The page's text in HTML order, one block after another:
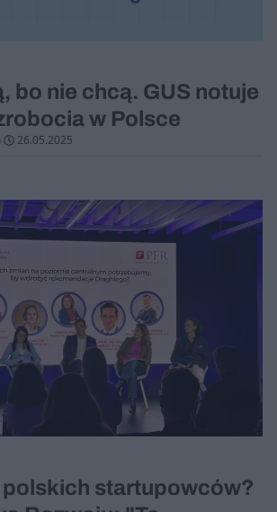
bo nie chcą. GUS notuje
w Polsce
26.05.2025
startupowców?